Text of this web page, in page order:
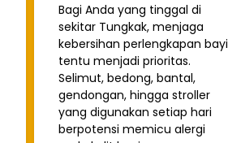
Bagi Anda yang tinggal di
sekitar Tungkak, menjaga
kebersihan perlengkapan bayi
tentu menjadi prioritas.
Selimut, bedong, bantal,
gendongan, hingga stroller
yang digunakan setiap hari
berpotensi memicu alergi